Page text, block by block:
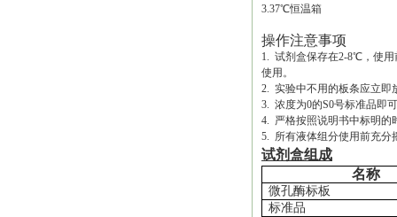
3.37℃恒温箱
操作注意事项
1. 试剂盒保存在2-8℃，使用
使用。
2. 实验中不用的板条应立即
3. 浓度为0的S0号标准品即
4. 严格按照说明书中标明的
5. 所有液体组分使用前充分
试剂盒组成
名称
微孔酶标板
标准品